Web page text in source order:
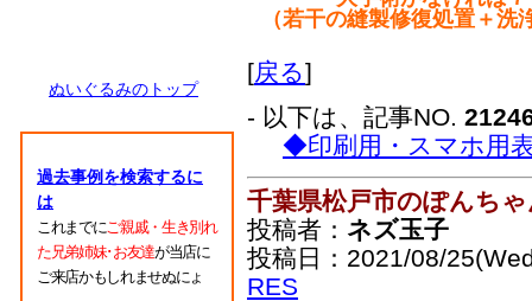
（若干の縫製修復処置＋
ぬいぐるみのトップ
過去事例を検索するに
は
これまでにご親戚・生き別れ
た兄弟姉妹･お友達が当店に
ご来店かもしれませぬにょ
[戻る]
- 以下は、記事NO.
◆印刷用・スマホ用
千葉県松戸市のぽんち
投稿者： ネズ玉子
投稿日：2021/08/
RES